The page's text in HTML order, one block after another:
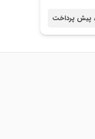
پیش پرداخت